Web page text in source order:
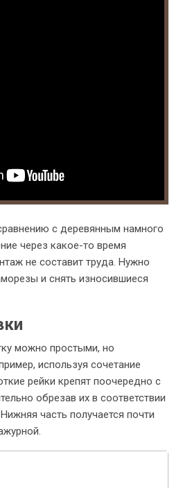
с деревянным намного
через какое-то время
не составит труда. Нужно
и снять износившиеся
можно простыми, но
используя сочетание
рейки крепят поочередно с
обрезав их в соответствии
часть получается почти